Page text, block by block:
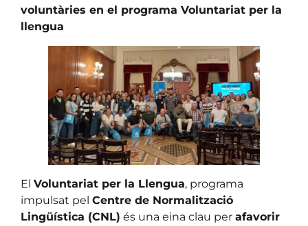
voluntàries en el programa Voluntariat per la
llengua
El Voluntariat per la Llengua, programa
impulsat pel Centre de Normalització
Lingüística (CNL) és una eina clau per afavorir